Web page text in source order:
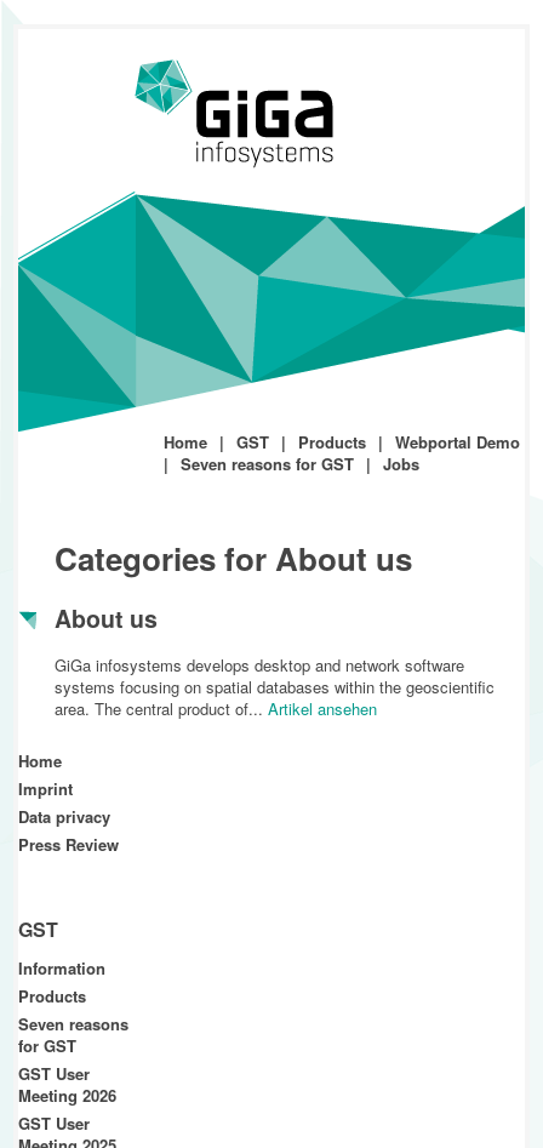
Home GST Products
Webportal Demo
Seven reasons for GST
Jobs
Categories for About us
About us
GiGa infosystems develops desktop and network software
systems focusing on spatial databases within the geoscientific
area. The central product of...Artikel ansehen
Home
Imprint
Data privacy
Press Review
GST
Information
Products
Seven reasons
for GST
GST User
Meeting 2026
GST User